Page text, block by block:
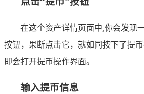
在这个资产详情页面中,你会发现
按钮，果断点击它，就如同按下了提
即会打开提币操作界面。
输入提币信息